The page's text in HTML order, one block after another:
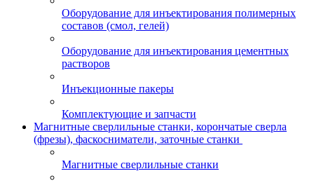
Оборудование для инъектирования полимерных
составов (смол, гелей)
Оборудование для инъектирования цементных
растворов
Инъекционные пакеры
Комплектующие и запчасти
Магнитные сверлильные станки, корончатые сверла
(фрезы), фаскосниматели, заточные станки
Магнитные сверлильные станки